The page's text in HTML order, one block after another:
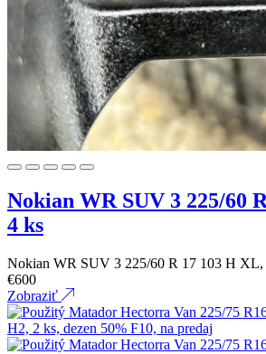
Nokian WR SUV 3 225/60
4 ks
Nokian WR SUV 3 225/60 R 17 103 H XL,
€600
Zobraziť